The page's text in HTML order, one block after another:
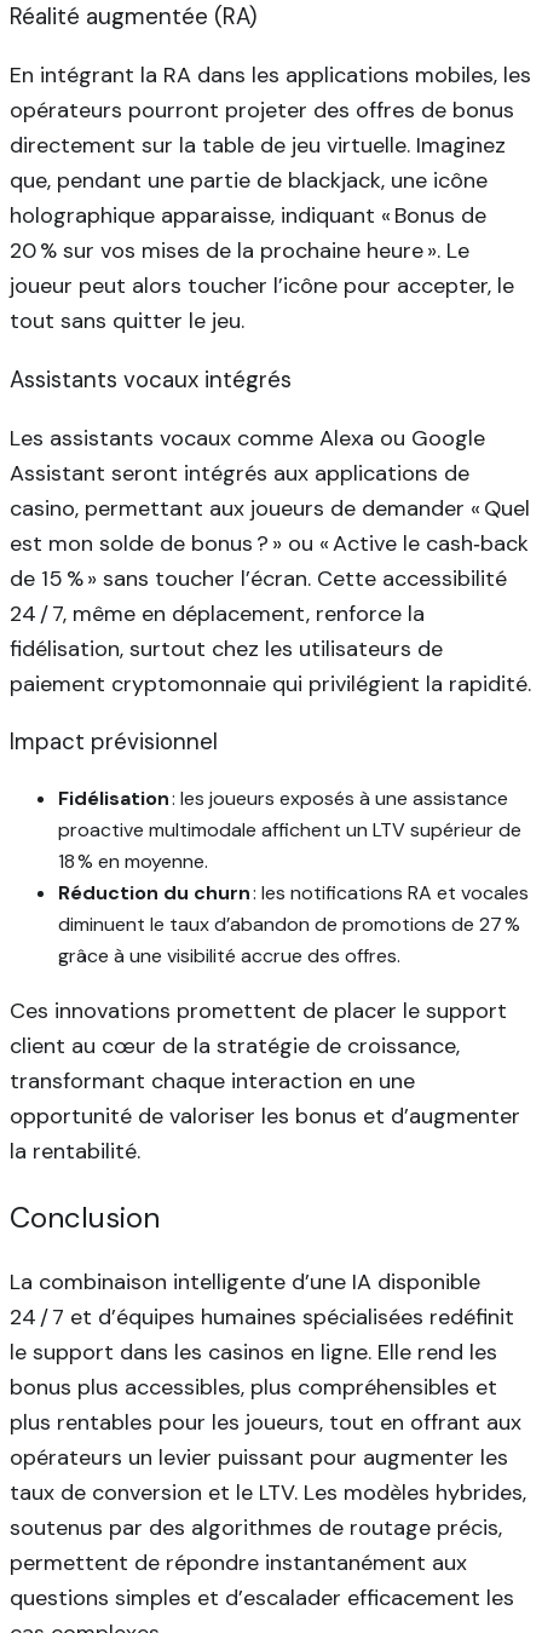
Réalité augmentée (RA)
En intégrant la RA dans les applications mobiles, les
opérateurs pourront projeter des offres de bonus
directement sur la table de jeu virtuelle. Imaginez
que, pendant une partie de blackjack, une icône
holographique apparaisse, indiquant « Bonus de
20 % sur vos mises de la prochaine heure ». Le
joueur peut alors toucher l’icône pour accepter, le
tout sans quitter le jeu.
Assistants vocaux intégrés
Les assistants vocaux comme Alexa ou Google
Assistant seront intégrés aux applications de
casino, permettant aux joueurs de demander « Quel
est mon solde de bonus ? » ou « Active le cash‑back
de 15 % » sans toucher l’écran. Cette accessibilité
24 / 7, même en déplacement, renforce la
fidélisation, surtout chez les utilisateurs de
paiement cryptomonnaie qui privilégient la rapidité.
Impact prévisionnel
Fidélisation: les joueurs exposés à une assistance
proactive multimodale affichent un LTV supérieur de
18 % en moyenne.
Réduction du churn: les notifications RA et vocales
diminuent le taux d’abandon de promotions de 27 %
grâce à une visibilité accrue des offres.
Ces innovations promettent de placer le support
client au cœur de la stratégie de croissance,
transformant chaque interaction en une
opportunité de valoriser les bonus et d’augmenter
la rentabilité.
Conclusion
La combinaison intelligente d’une IA disponible
24 / 7 et d’équipes humaines spécialisées redéfinit
le support dans les casinos en ligne. Elle rend les
bonus plus accessibles, plus compréhensibles et
plus rentables pour les joueurs, tout en offrant aux
opérateurs un levier puissant pour augmenter les
taux de conversion et le LTV. Les modèles hybrides,
soutenus par des algorithmes de routage précis,
permettent de répondre instantanément aux
questions simples et d’escalader efficacement les